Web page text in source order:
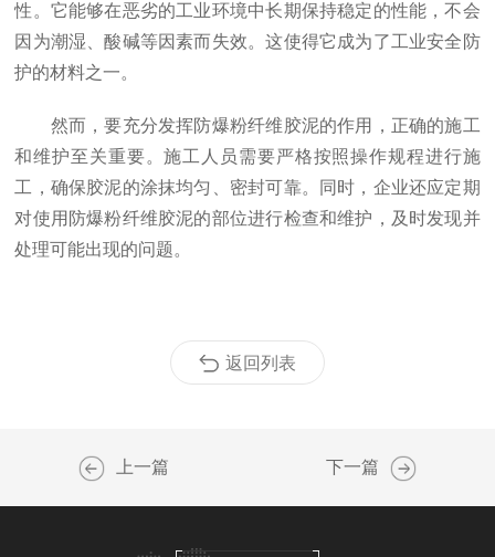
性。它能够在恶劣的工业环境中长期保持稳定的性能，不会
因为潮湿、酸碱等因素而失效。这使得它成为了工业安全防
护的材料之一。
然而，要充分发挥防爆粉纤维胶泥的作用，正确的施工
和维护至关重要。施工人员需要严格按照操作规程进行施
工，确保胶泥的涂抹均匀、密封可靠。同时，企业还应定期
对使用防爆粉纤维胶泥的部位进行检查和维护，及时发现并
处理可能出现的问题。
返回列表
上一篇 下一篇